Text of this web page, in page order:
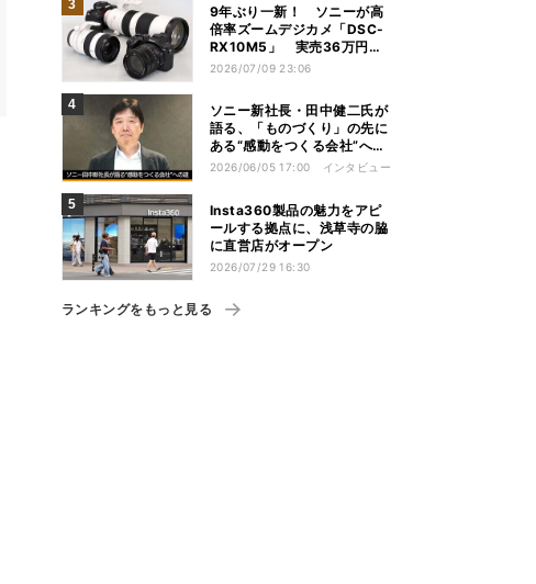
9年ぶり一新！ ソニーが高
倍率ズームデジカメ「DSC-
RX10M5」 実売36万円前
後
2026/07/09 23:06
ソニー新社長・田中健二氏が
語る、「ものづくり」の先に
ある“感動をつくる会社”への
道
2026/06/05 17:00 インタビュー
Insta360製品の魅力をアピ
ールする拠点に、浅草寺の脇
に直営店がオープン
2026/07/29 16:30
ランキングをもっと見る